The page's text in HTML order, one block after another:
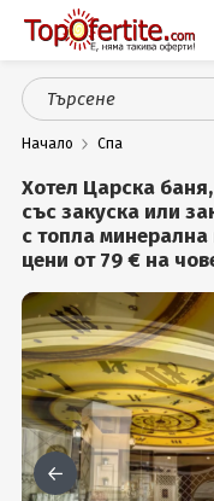
Оферти
СПА
Планина
Море
Чужбина
Празници
Турция
Гърция
Начало Спа
Хотел Царска
със закуска или
с топла
цени от 79 € на